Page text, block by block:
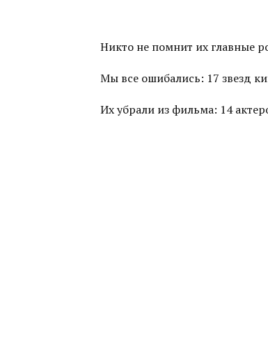
Никто не помнит их главные
Мы все ошибались: 17 звезд
Их убрали из фильма: 14